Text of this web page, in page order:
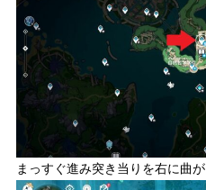
まっすぐ進み突き当りを右に曲が